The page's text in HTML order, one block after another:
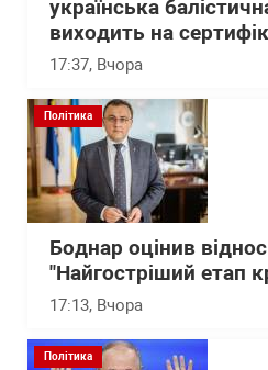
українська
виходить на
17:37, Вчора
Політика
Боднар оцінив
"Найгостріший етап
17:13, Вчора
Політика